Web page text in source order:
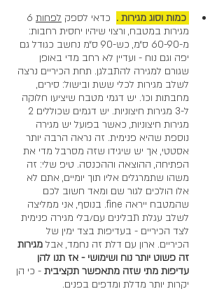
כדאי לספק לפחות
מגירות במטבח, ורצוי שיהיו יחסית רחבות:
מ-60-90 ס״מ, כש-90 ס״מ נחשב כגודל גם
יפה וגם נוח - ועדיין לא רחב מדי באופן
שגורם למגירה להתבלגן. תחת הכיריים נרצה
לשלב מגירות לכלי ששת ובישול: סירים,
מחבתות וכו׳. יש דגמי מטבח שיציעו חלוקה
מגירות חיצוניות, כאשר בפועל יש מגירה
נוספת שהיא פנימית. זה נראה הרבה יותר
אסטטי, אך יש שיגידו שזה מסרבל מדי את
הפתיחה, ההוצאה וההכנסה. טיפ שלי: זה
משהו שתמרגלים אליו תוך יומיים, אתם לא
אלו הולכים לגור שם ומאד חשוב לכם
שהמטבח ייראה fine. בנוסף, אני ממליצה
לשלב עגלת תבלינים עם/בלי מגירה פנימית
לצד הכיריים - בעדיפות בצד ימין של
הכיריים. ארון עם דלת זה נחמד, אבל מגירות
זה פשוט יותר נוח ושימושי - אז תנו להן
עדיפות מתי שזה מתאפשר תקציבית - כי הן
יקרות יותר מדלת ומדפים בפנים.